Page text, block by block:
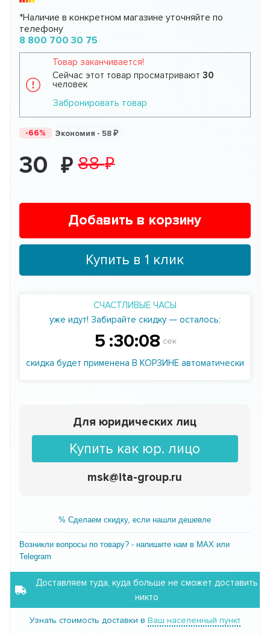
*Наличие в конкретном магазине уточняйте по
телефону
8 800 700 30 75
Товар заканчивается!
Сейчас этот товар просматривают30
человек
Забронировать товар
-66% Экономия - 58
30 88
Добавить в корзину
Купить в 1 клик
СЧАСТЛИВЫЕ ЧАСЫ
уже идут! Забирайте скидку — осталось:
5 :30:07 сек
скидка будет применена В КОРЗИНЕ автоматически
Для юридических лиц
Купить как юр. лицо
msk@ita-group.ru
% Сделаем скидку, если нашли дешевле
Возникли вопросы по товару? - напишите нам в MAX или
Telegram
Доставляем туда, куда больше не сможет доставить
никто
Узнать стоимость доставки в Ваш населенный пункт